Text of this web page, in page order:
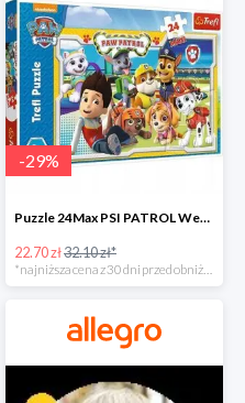
-29%
Puzzle 24Max PSI PATROL Wesoła drużyna TREFL -29%
22.70 zł32.10 zł*
*najniższa cena z 30 dni przed obniżką